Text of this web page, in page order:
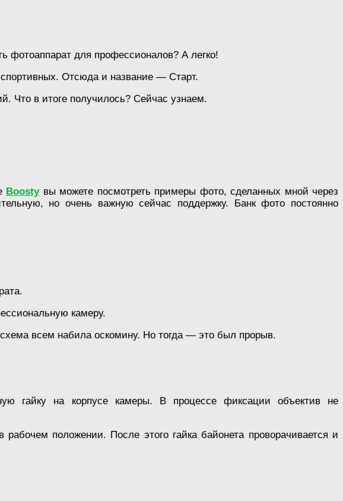
фотоаппарат для профессионалов? А легко!
Отсюда и название — Старт.
Что в итоге получилось? Сейчас узнаем.
Boostyвы можете посмотреть примеры фото, сделанных мной через
но очень важную сейчас поддержку. Банк фото постоянно
камеру.
всем набила оскомину. Но тогда — это был прорыв.
гайку на корпусе камеры. В процессе фиксации объектив не
положении. После этого гайка байонета проворачивается и